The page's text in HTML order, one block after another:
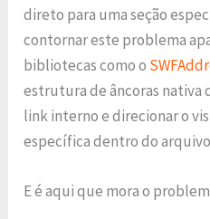
direto para uma seção
contornar este problema
bibliotecas como o
estrutura de âncoras nativa
link interno e direcionar o
específica dentro do
E é aqui que mora o